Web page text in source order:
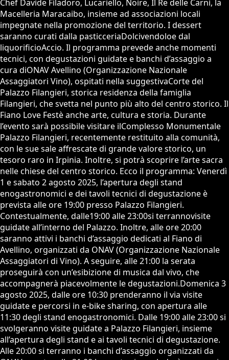
Chef Davide Filadoro, Lucariello, Noire, Il Re delle Carni, la
Macelleria Maracaibo, insieme ad associazioni locali
impegnate nella promozione del territorio. I dessert
saranno curati dalla pasticceriaDolcivendoloe dal
liquorificioAccio. Il programma prevede anche momenti
tecnici, con degustazioni guidate e banchi d’assaggio a
cura diONAV Avellino (Organizzazione Nazionale
Assaggiatori Vino), ospitati nella suggestivaCorte del
Palazzo Filangieri, storica residenza della famiglia
Filangieri, che svetta nel punto più alto del centro storico. Il
Fiano Love Festè anche arte, cultura e storia. Durante
l’evento sarà possibile visitare ilComplesso Monumentale
Palazzo Filangieri, recentemente restituito alla comunità,
con le sue sale affrescate di grande valore storico, un
tesoro raro in Irpinia. Inoltre, si potrà scoprire l’arte sacra
nelle chiese del centro storico. Ecco il programma: Venerdì
1 e sabato 2 agosto 2025, l’apertura degli stand
enogastronomici e dei tavoli tecnici di degustazione è
prevista alle ore 19:00 presso Palazzo Filangieri.
Contestualmente, dalle19:00 alle 23:00si terrannovisite
guidate all’interno del Palazzo. Inoltre, alle ore 20:00
saranno attivi i banchi d’assaggio dedicati al Fiano di
Avellino, organizzati da ONAV (Organizzazione Nazionale
Assaggiatori di Vino). A seguire, alle 21:00 la serata
proseguirà con un’esibizione di musica dal vivo, che
accompagnerà piacevolmente le degustazioni.Domenica 3
agosto 2025, dalle ore 10:30 prenderanno il via visite
guidate e percorsi in e-bike sharing, con apertura alle
11:30 degli stand enogastronomici. Dalle 19:00 alle 23:00 si
svolgeranno visite guidate a Palazzo Filangieri, insieme
all’apertura degli stand e ai tavoli tecnici di degustazione.
Alle 20:00 si terranno i banchi d’assaggio organizzati da